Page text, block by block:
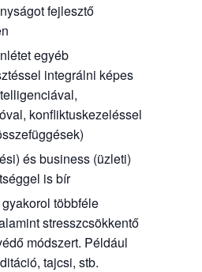
fejlesztő
egyéb
integrálni képes
konfliktuskezeléssel
és business (üzleti)
is bír
többféle
stresszcsökkentő
módszert. Például
tajcsi, stb.